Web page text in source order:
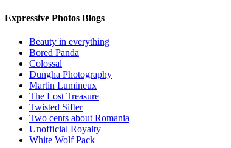
Expressive Photos Blogs
Beauty in everything
Bored Panda
Colossal
Dungha Photography
Martin Lumineux
The Lost Treasure
Twisted Sifter
Two cents about Romania
Unofficial Royalty
White Wolf Pack